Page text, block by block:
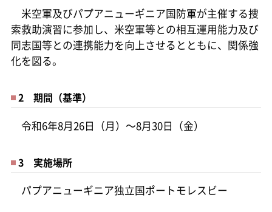
米空軍及びパプアニューギニア国防軍が主催する捜
索救助演習に参加し、米空軍等との相互運用能力及び
同志国等との連携能力を向上させるとともに、関係強
化を図る。
2 期間（基準）
令和6年8月26日（月）～8月30日（金）
3 実施場所
パプアニューギニア独立国ポートモレスビー